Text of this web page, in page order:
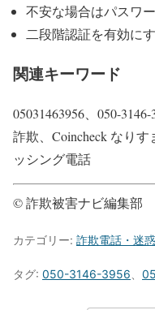
不安な場合はパスワ
二段階認証を有効に
関連キーワード
05031463956、050-
詐欺、Coincheck なり
ッシング電話
© 詐欺被害ナビ編集部
カテゴリー: 詐欺電話・迷
タグ: 050-3146-3956